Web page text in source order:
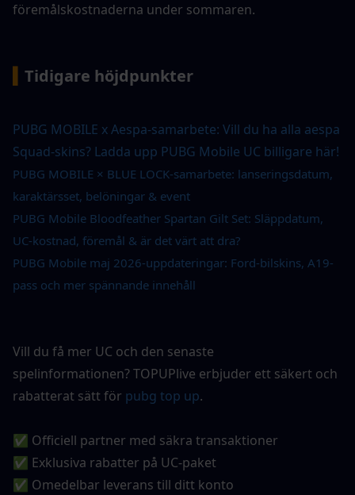
föremålskostnaderna under sommaren.
Tidigare höjdpunkter
PUBG MOBILE x Aespa-samarbete: Vill du ha alla aespa
Squad-skins? Ladda upp PUBG Mobile UC billigare här!
PUBG MOBILE × BLUE LOCK-samarbete: lanseringsdatum,
karaktärsset, belöningar & event
PUBG Mobile Bloodfeather Spartan Gilt Set: Släppdatum,
UC-kostnad, föremål & är det värt att dra?
PUBG Mobile maj 2026-uppdateringar: Ford-bilskins, A19-
pass och mer spännande innehåll
Vill du få mer UC och den senaste
spelinformationen? TOPUPlive erbjuder ett säkert och
rabatterat sätt för pubg top up.
✅ Officiell partner med säkra transaktioner
✅ Exklusiva rabatter på UC-paket
✅ Omedelbar leverans till ditt konto